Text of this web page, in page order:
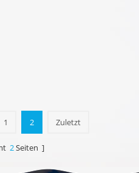
1 2 Zuletzt
2Seiten ]